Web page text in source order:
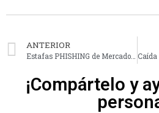
ANTERIOR
¡Compártelo y